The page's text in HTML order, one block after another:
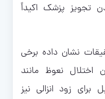
تجویز پزشک اکیداً
نشان داده برخی
اختلال نعوظ مانند
برای زود انزالی نیز